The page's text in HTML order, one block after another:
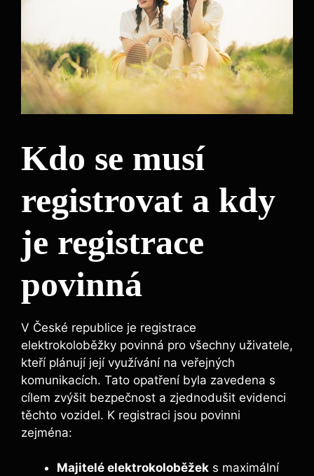
Kdo se musí
registrovat a kdy
je registrace
povinná
V České republice je registrace
elektrokoloběžky povinná pro všechny uživatele,
kteří plánují její využívání na veřejných
komunikacích. Tato opatření byla zavedena s
cílem zvýšit bezpečnost a zjednodušit evidenci
těchto vozidel. K registraci jsou povinni
zejména:
Majitelé elektrokoloběžek s maximální